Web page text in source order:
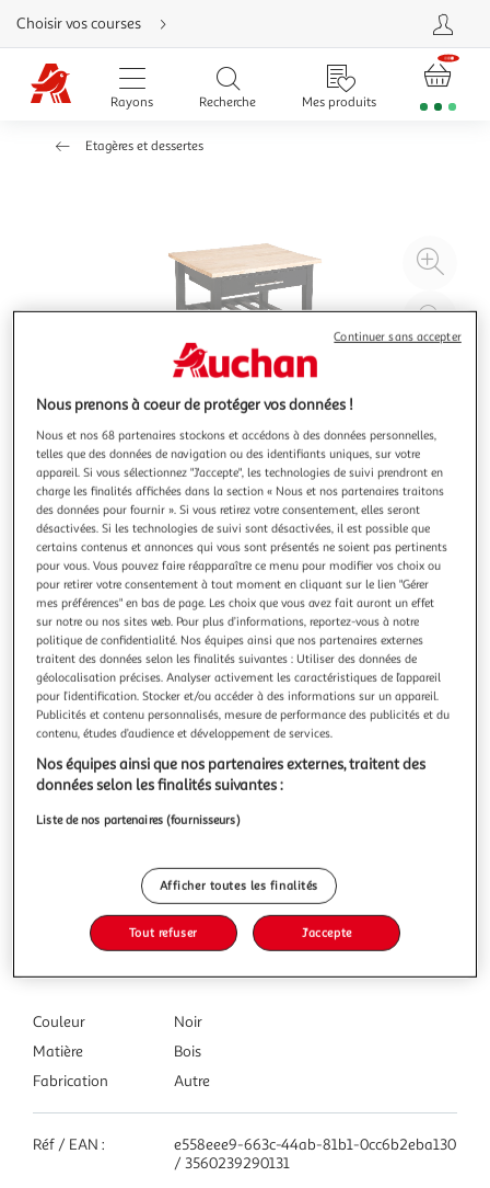
Aller
directement
au
contenu
Aller
directement
Aller
Choisir vos courses
Rayons Recherche Mes produits
Etagères et dessertes
à
Illustration
précédente
Illustration
suivante
ATMOSPHERA
Desserte 1 tiroir Claude - Noir
Optez pour cette desserte tendance et fonctionnelle qui
deviendra en un clin d'œil votre allié de rangement.FICHE
TECHNIQUE- Desserte en MDF, bois d'Hévéa et PVC.- 3
étagères de rangement.- 1 tiroir.- 4 roulettes pour plus de
fonctionnalité.- Planche servant de
En savoir +
Vous voulez connaître le prix de ce produit ?
Afficher le prix
Caractéristiques
Couleur
Noir
Matière
Bois
Fabrication
Autre
Réf / EAN :
e558eee9-663c-44ab-81b1-0cc6b2eba130
/ 3560239290131
Nous prenons à coeur de protéger vos données !
Nous et nos 68 partenaires stockons et accédons à des données personnelles,
telles que des données de navigation ou des identifiants uniques, sur votre
appareil. Si vous sélectionnez "J'accepte", les technologies de suivi prendront en
charge les finalités affichées dans la section « Nous et nos partenaires traitons
des données pour fournir ». Si vous retirez votre consentement, elles seront
désactivées. Si les technologies de suivi sont désactivées, il est possible que
certains contenus et annonces qui vous sont présentés ne soient pas pertinents
pour vous. Vous pouvez faire réapparaître ce menu pour modifier vos choix ou
pour retirer votre consentement à tout moment en cliquant sur le lien "Gérer
mes préférences" en bas de page. Les choix que vous avez fait auront un effet
sur notre ou nos sites web. Pour plus d’informations, reportez-vous à notre
politique de confidentialité. Nos équipes ainsi que nos partenaires externes
traitent des données selon les finalités suivantes : Utiliser des données de
géolocalisation précises. Analyser activement les caractéristiques de l’appareil
pour l’identification. Stocker et/ou accéder à des informations sur un appareil.
Publicités et contenu personnalisés, mesure de performance des publicités et du
contenu, études d’audience et développement de services.
Nos équipes ainsi que nos partenaires externes, traitent des
données selon les finalités suivantes :
Liste de nos partenaires (fournisseurs)
Afficher toutes les finalités
Tout refuser J'accepte
Continuer sans accepter